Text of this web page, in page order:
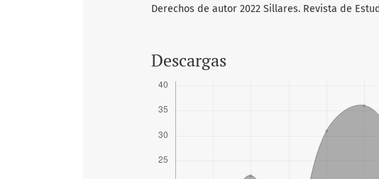
Derechos de autor 2022 Sillares. Revista de
Descargas